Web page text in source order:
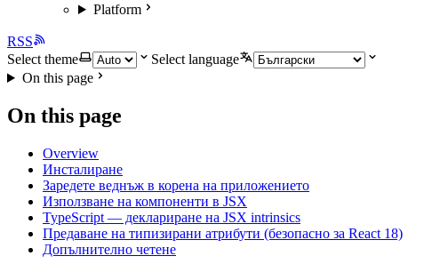
Platform
RSS
Select theme
Select language
On this page
On this page
Overview
Инсталиране
Заредете веднъж в корена на приложението
Използване на компоненти в JSX
TypeScript — деклариране на JSX intrinsics
Предаване на типизирани атрибути (безопасно за React 18)
Допълнително четене